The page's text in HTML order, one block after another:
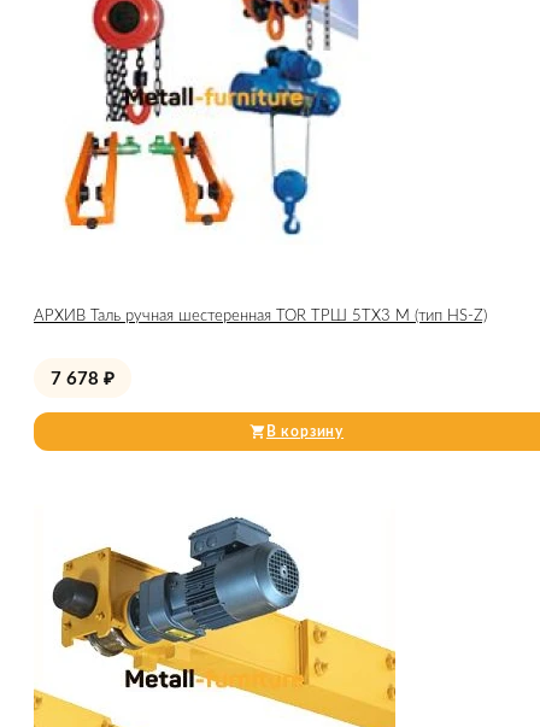
АРХИВ Таль ручная шестеренная TOR ТРШ 5ТХ3 М (тип HS-Z)
7 678 ₽
В корзину